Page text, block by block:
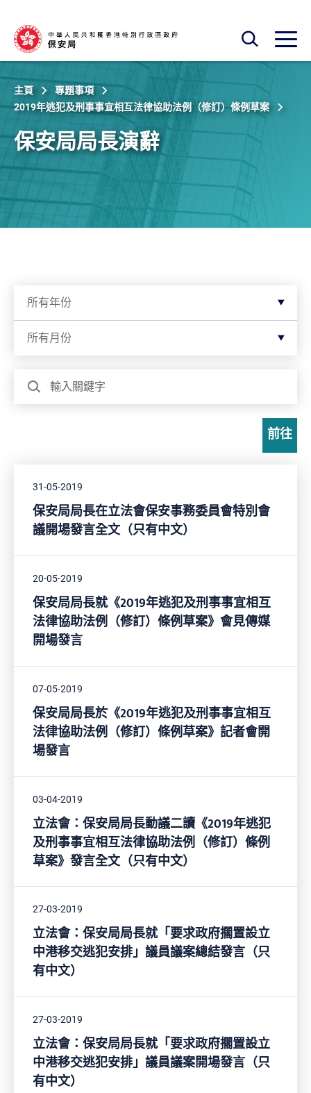
開啟搜尋框
開啟
主頁
專題事項
2019年逃犯及刑事事宜相互法律協助法例（修訂）條例草案
保安局局長演辭
所有年份
所有月份
前往
31-05-2019
保安局局長在立法會保安事務委員會特別會
議開場發言全文（只有中文）
20-05-2019
保安局局長就《2019年逃犯及刑事事宜相互
法律協助法例（修訂）條例草案》會見傳媒
開場發言
07-05-2019
保安局局長於《2019年逃犯及刑事事宜相互
法律協助法例（修訂）條例草案》記者會開
場發言
03-04-2019
立法會：保安局局長動議二讀《2019年逃犯
及刑事事宜相互法律協助法例（修訂）條例
草案》發言全文（只有中文）
27-03-2019
立法會：保安局局長就「要求政府擱置設立
中港移交逃犯安排」議員議案總結發言（只
有中文）
27-03-2019
立法會：保安局局長就「要求政府擱置設立
中港移交逃犯安排」議員議案開場發言（只
有中文）